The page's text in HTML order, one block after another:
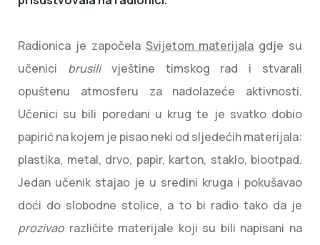
Radionica je započela Svijetom materijala gdje su
učenici brusilivještine timskog rad i stvarali
opuštenu atmosferu za nadolazeće aktivnosti.
Učenici su bili poredani u krug te je svatko dobio
papirić na kojem je pisao neki od sljedećih materijala:
plastika, metal, drvo, papir, karton, staklo, biootpad.
Jedan učenik stajao je u sredini kruga i pokušavao
doći do slobodne stolice, a to bi radio tako da je
prozivaorazličite materijale koji su bili napisani na